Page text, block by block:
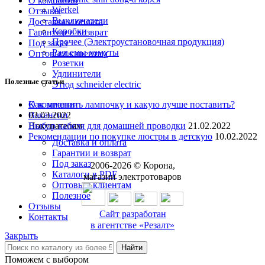
Werkel
Выключатели
Коробки
Прочее (Электроустановочная продукция)
Разъемы хомуты
Розетки
Удлинители
Этюд schneider electric
О компании
Вакансии
Покупателям
Доставка и оплата
Гарантии и возврат
Под заказ
Каталоги в PDF
Оптовым клиентам
Полезное
Отзывы
Контакты
8 (3842) 21-14-47
Поможем с выбором
Отзывы
Доставка и оплата
Гарантии и возврат
Под заказ
Оптовым клиентам
Полезные статьи
Как заменить лампочку и какую лучше поставить?
03.03.2022
Выбор кабеля для домашней проводки 21.02.2022
Рекомендации по покупке люстры в детскую 10.02.2022
2006-2026© Корона,
магазин электротоваров
Сайт разработан
в агентстве «Резалт»
Закрыть
Найти